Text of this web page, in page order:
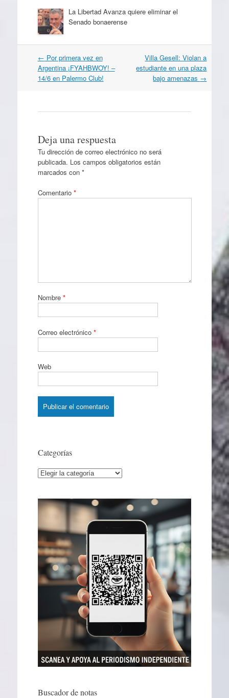
La Libertad Avanza quiere eliminar el
Senado bonaerense
Navegación
por
artículos
← Por primera vez en
Argentina ¡FYAHBWOY! –
14/6 en Palermo Club!
Villa Gesell: Violan a
estudiante en una plaza
bajo amenazas →
Deja una respuesta
Tu dirección de correo electrónico no será
publicada. Los campos obligatorios están
marcados con *
Comentario *
Nombre *
Correo electrónico *
Web
Categorías
Categorías
Buscador de notas